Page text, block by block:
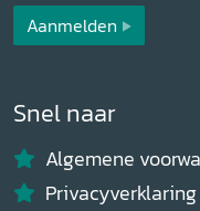
Aanmelden
Snel naar
Algemene
Privacyverklaring